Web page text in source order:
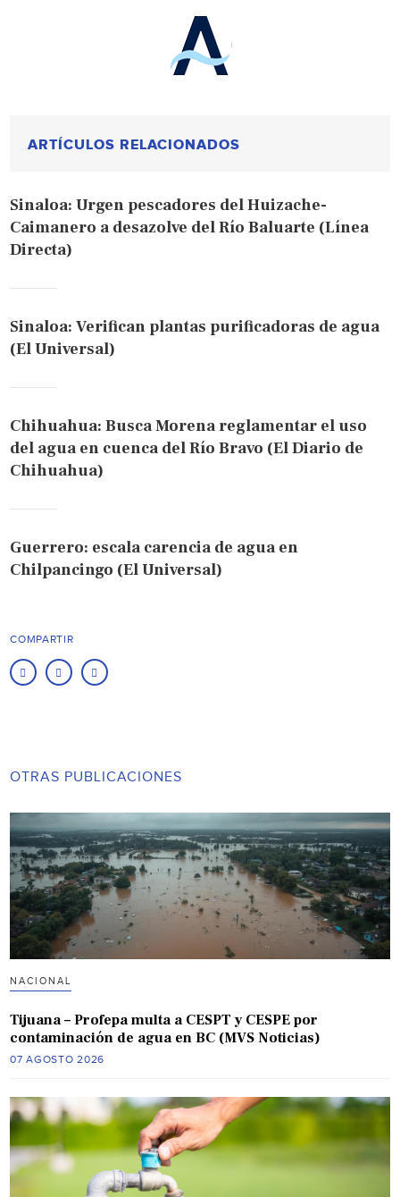
ARTÍCULOS RELACIONADOS
Sinaloa: Urgen pescadores del Huizache-
Caimanero a desazolve del Río Baluarte (Línea
Directa)
Sinaloa: Verifican plantas purificadoras de agua
(El Universal)
Chihuahua: Busca Morena reglamentar el uso
del agua en cuenca del Río Bravo (El Diario de
Chihuahua)
Guerrero: escala carencia de agua en
Chilpancingo (El Universal)
COMPARTIR
OTRAS PUBLICACIONES
NACIONAL
Tijuana – Profepa multa a CESPT y CESPE por
contaminación de agua en BC (MVS Noticias)
07 AGOSTO 2026